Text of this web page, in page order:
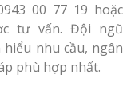
00 77 19 hoặc
tư vấn. Đội ngũ
nhu cầu, ngân
phù hợp nhất.